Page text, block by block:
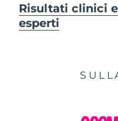
Risultati clinici
esperti